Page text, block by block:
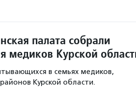
палата собрали
медиков Курской
в семьях медиков,
Курской области.